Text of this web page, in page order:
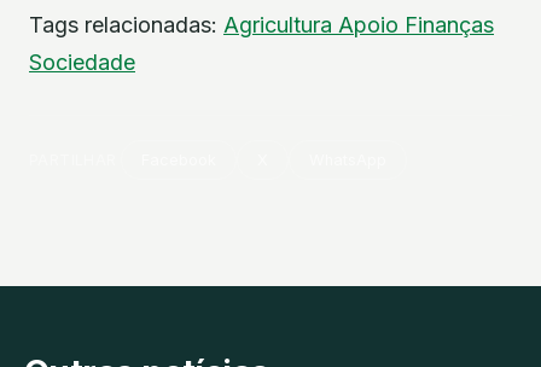
Tags relacionadas: Agricultura Apoio Finanças
Sociedade